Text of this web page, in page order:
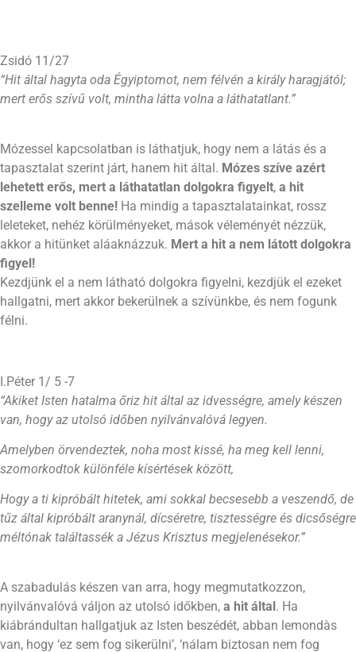
Zsidó 11/27
“Hit által hagyta oda Égyiptomot, nem félvén a király haragjától;
mert erős szívű volt, mintha látta volna a láthatatlant.”
Mózessel kapcsolatban is láthatjuk, hogy nem a látás és a
tapasztalat szerint járt, hanem hit által. Mózes szíve azért
lehetett erős, mert a láthatatlan dolgokra figyelt, a hit
szelleme volt benne! Ha mindig a tapasztalatainkat, rossz
leleteket, nehéz körülményeket, mások véleményét nézzük,
akkor a hitünket aláaknázzuk. Mert a hit a nem látott dolgokra
figyel!
Kezdjünk el a nem látható dolgokra figyelni, kezdjük el ezeket
hallgatni, mert akkor bekerülnek a szívünkbe, és nem fogunk
félni.
I.Péter 1/ 5 -7
“Akiket Isten hatalma őriz hit által az idvességre, amely készen
van, hogy az utolsó időben nyilvánvalóvá legyen.
Amelyben örvendeztek, noha most kissé, ha meg kell lenni,
szomorkodtok különféle kísértések között,
Hogy a ti kipróbált hitetek, ami sokkal becsesebb a veszendő, de
tűz által kipróbált aranynál, dícséretre, tisztességre és dicsőségre
méltónak találtassék a Jézus Krisztus megjelenésekor.”
A szabadulás készen van arra, hogy megmutatkozzon,
nyilvánvalóvá váljon az utolsó időkben, a hit által. Ha
kiábrándultan hallgatjuk az Isten beszédét, abban lemondàs
van, hogy ‘ez sem fog sikerülni’, ‘nálam biztosan nem fog